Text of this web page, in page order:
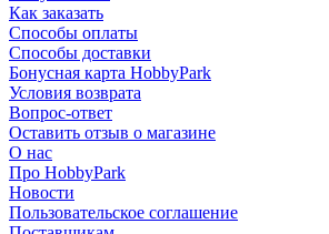
Как заказать
Способы оплаты
Способы доставки
Бонусная карта HobbyPark
Условия возврата
Вопрос-ответ
Оставить отзыв о магазине
О нас
Про HobbyPark
Новости
Пользовательское соглашение